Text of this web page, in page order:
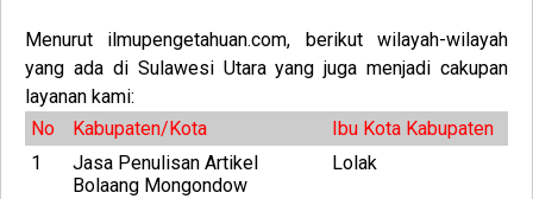
Menurut ilmupengetahuan.com, berikut wilayah-wilayah
yang ada di Sulawesi Utara yang juga menjadi cakupan
layanan kami:
No
Kabupaten/Kota
Ibu Kota Kabupaten
1
Jasa Penulisan Artikel
Bolaang Mongondow
Lolak